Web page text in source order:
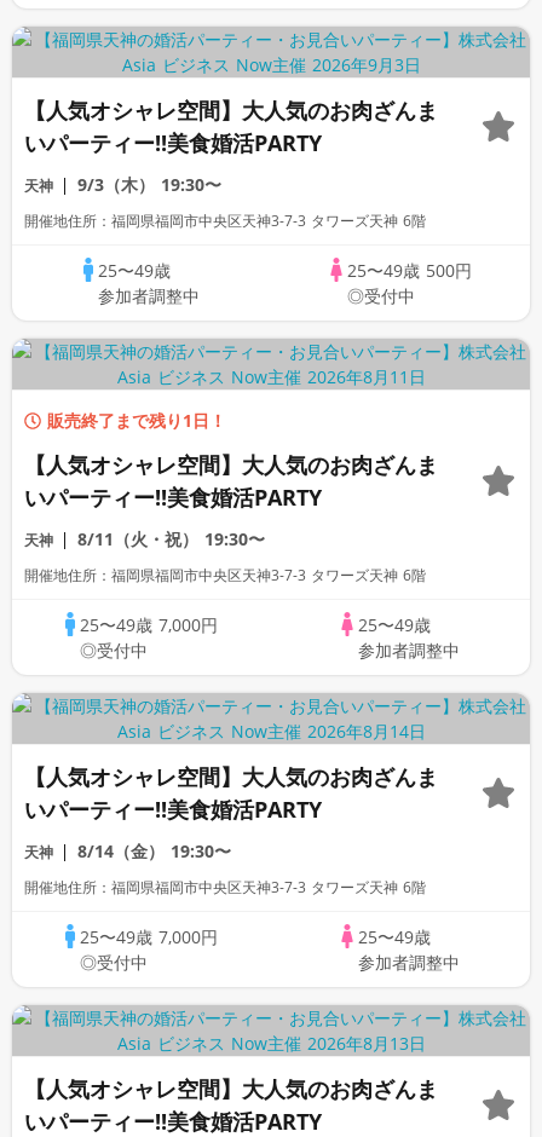
【人気オシャレ空間】大人気のお肉ざんま
いパーティー!!美食婚活PARTY
天神 9/3（木） 19:30〜
開催地住所：福岡県福岡市中央区天神3-7-3 タワーズ天神 6階
25〜49歳
参加者調整中
25〜49歳 500円
◎受付中
販売終了まで残り1日！
【人気オシャレ空間】大人気のお肉ざんま
いパーティー!!美食婚活PARTY
天神 8/11（火・祝） 19:30〜
開催地住所：福岡県福岡市中央区天神3-7-3 タワーズ天神 6階
25〜49歳 7,000円
◎受付中
25〜49歳
参加者調整中
【人気オシャレ空間】大人気のお肉ざんま
いパーティー!!美食婚活PARTY
天神 8/14（金） 19:30〜
開催地住所：福岡県福岡市中央区天神3-7-3 タワーズ天神 6階
25〜49歳 7,000円
◎受付中
25〜49歳
参加者調整中
【人気オシャレ空間】大人気のお肉ざんま
いパーティー!!美食婚活PARTY